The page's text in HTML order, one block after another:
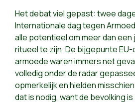
Het debat viel gepast: twee
Internationale dag tegen
alle potentieel om meer dan
ritueel te zijn. De bijgepunte
armoede waren immers net
volledig onder de radar
opmerkelijk en hielden
dat is nodig, want de bevolking is